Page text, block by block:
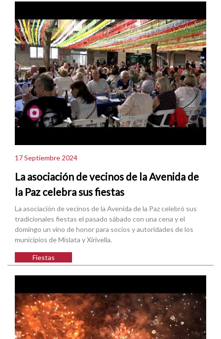
17 Septiembre 2024
La asociación de vecinos de la Avenida de
la Paz celebra sus fiestas
La asociación de vecinos de la Avenida de la Paz celebró sus
tradicionales fiestas el pasado sábado con una cena y el
domingo un vino de honor para socios y autoridades de los
municipios de Mislata y Xirivella.
Fiestas